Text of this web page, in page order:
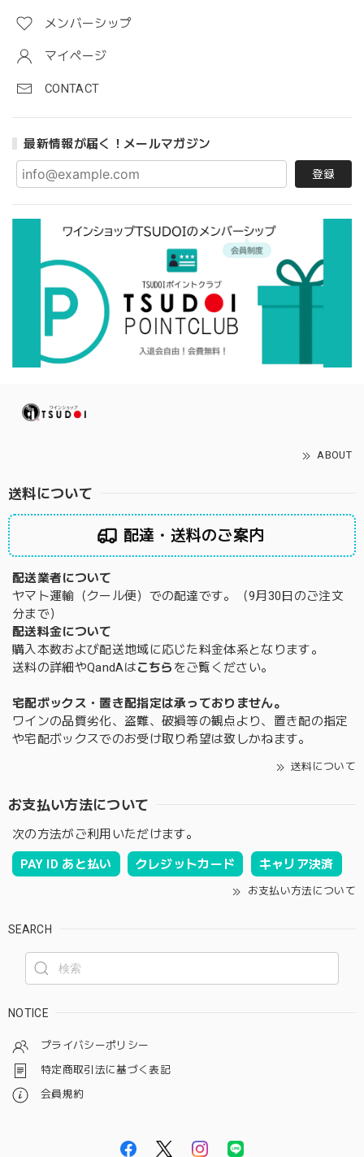
メンバーシップ
マイページ
CONTACT
最新情報が届く！メールマガジン
登録
ABOUT
送料について
配達・送料のご案内
配送業者について
ヤマト運輸（クール便）での配達です。（9月30日のご注文
分まで）
配送料金について
購入本数および配送地域に応じた料金体系となります。
送料の詳細やQandAはこちら をご覧ください。
宅配ボックス・置き配指定は承っておりません。
ワインの品質劣化、盗難、破損等の観点より、置き配の指定
や宅配ボックスでのお受け取り希望は致しかねます。
送料について
お支払い方法について
次の方法がご利用いただけます。
PAY ID あと払い クレジットカード キャリア決済
お支払い方法について
SEARCH
NOTICE
プライバシーポリシー
特定商取引法に基づく表記
会員規約